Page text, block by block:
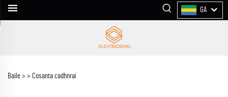
GA
Baile > > Cosanta cadhnraí